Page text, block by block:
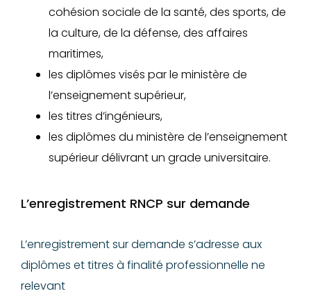
cohésion sociale de la santé, des sports, de
la culture, de la défense, des affaires
maritimes,
les diplômes visés par le ministère de
l’enseignement supérieur,
les titres d’ingénieurs,
les diplômes du ministère de l’enseignement
supérieur délivrant un grade universitaire.
L’enregistrement RNCP sur demande
L’enregistrement sur demande s’adresse aux
diplômes et titres à finalité professionnelle ne
relevant